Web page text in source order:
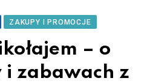
ZAKUPY I PROMOCJE
– o
zabawach z